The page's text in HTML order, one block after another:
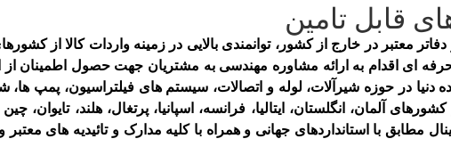
قابل تامین
اقدام به ارائه مشاوره مهندسی به مشتریان جهت حصول اطمینان از
در حوزه شیرآلات، لوله و اتصالات، سیستم های فیلتراسیون، پمپ
آلمان، انگلستان، ایتالیا، فرانسه، اسپانیا، پرتغال، هلند،
مطابق با استانداردهای جهانی و همراه با کلیه مدارک و تائیدیه های معتبر